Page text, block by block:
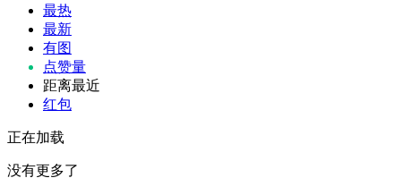
最热
最新
有图
点赞量
距离最近
红包
正在加载
没有更多了